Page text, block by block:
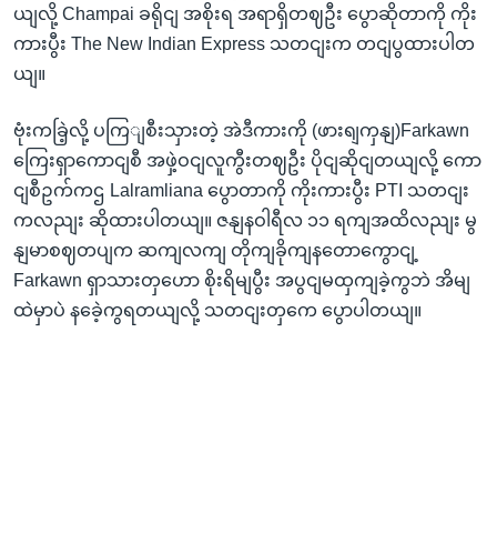
ယျလို့ Champai ခရိုငျ အစိုးရ အရာရှိတဈဦး ပွောဆိုတာကို ကိုး
ကားပွီး The New Indian Express သတငျးက တငျပွထားပါတ
ယျ။
ဗုံးကခြဲ့လို့ ပကြျစီးသှားတဲ့ အဲဒီကားကို (ဖားရျကှနျ)Farkawn
ကြေးရှာကောငျစီ အဖှဲ့ဝငျလူကွီးတဈဦး ပိုငျဆိုငျတယျလို့ ကော
ငျစီဥက်ကဌ Lalramliana ပွောတာကို ကိုးကားပွီး PTI သတငျး
ကလညျး ဆိုထားပါတယျ။ ဇနျနဝါရီလ ၁၁ ရကျအထိလညျး မွ
နျမာစဈတပျက ဆကျလကျ တိုကျခိုကျနတောကွောငျ့
Farkawn ရှာသားတှဟော စိုးရိမျပွီး အပွငျမထှကျခဲ့ကွဘဲ အိမျ
ထဲမှာပဲ နခေဲ့ကွရတယျလို့ သတငျးတှကေ ပွောပါတယျ။